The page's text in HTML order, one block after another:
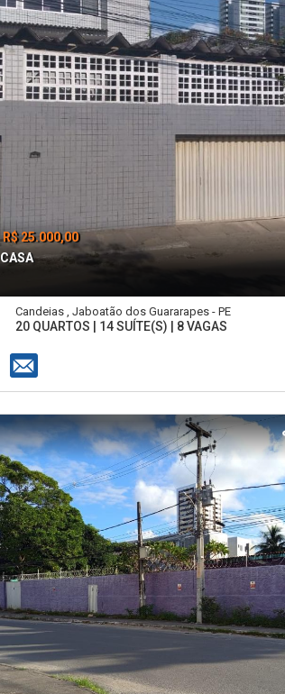
R$ 25.000,00
CASA
Candeias , Jaboatão dos Guararapes - PE
20 QUARTOS | 14 SUÍTE(S) | 8 VAGAS